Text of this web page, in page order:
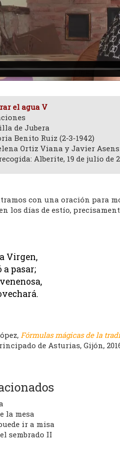
el agua V
de Jubera
Benito Ruiz (2-3-1942)
Ortiz Viana y Javier
Alberite, 19 de julio de
con una oración para
los días de estío,
Virgen,
pasar;
Fórmulas mágicas de la
de Asturias, Gijón,
la mesa
ir a misa
sembrado II